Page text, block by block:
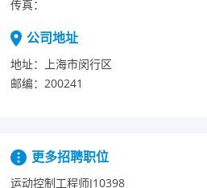
传真：
公司地址
地址：
上海市闵行区
邮编： 200241
更多招聘职位
运动控制工程师J10398